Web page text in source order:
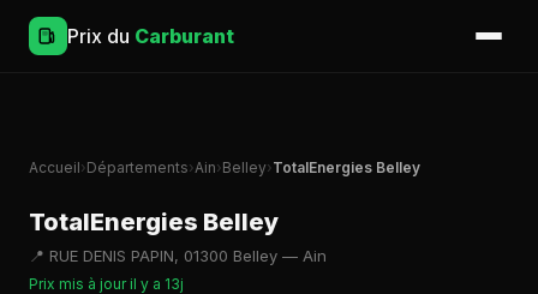
Prix du Carburant
Accueil›Départements›Ain›Belley›TotalEnergies Belley
TotalEnergies Belley
📍 RUE DENIS PAPIN, 01300 Belley — Ain
Prix mis à jour il y a 13j